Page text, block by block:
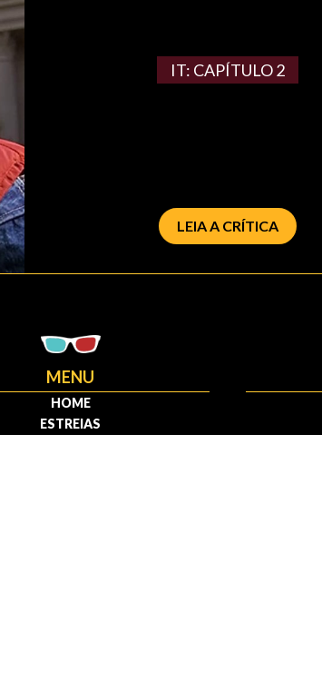
IT: CAPÍTULO 2
LEIA A CRÍTICA
MENU
HOME
ESTREIAS